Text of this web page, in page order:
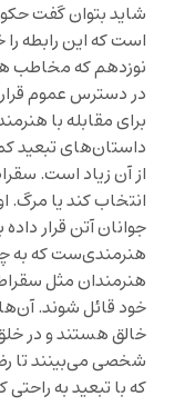
شاید بتوان گفت
است که این رابطه
نوزدهم که مخاطب
در دسترس عموم
برای مقابله با
داستان‌های تبعید
از آن زیاد است.
انتخاب کند یا مرگ.
جوانان آتن قرار
هنرمندی‌ست که به
هنرمندان مثل
خود قائل شوند.
خالق هستند و در
شخصی می‌بینند تا
که با تبعید به راحتی